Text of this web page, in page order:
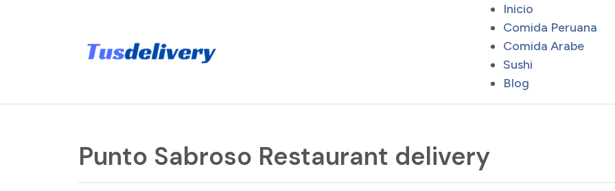
Inicio
Comida Peruana
Comida Arabe
Sushi
Blog
Punto Sabroso Restaurant delivery